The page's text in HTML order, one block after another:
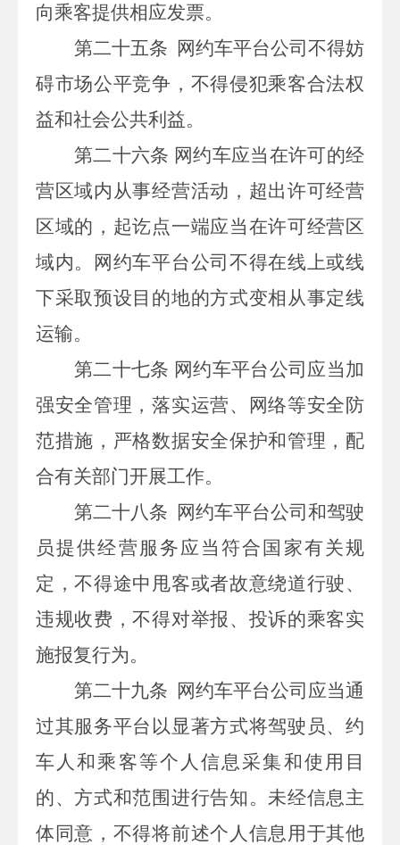
向乘客提供相应发票。
第二十五条 网约车平台公司不得妨
碍市场公平竞争，不得侵犯乘客合法权
益和社会公共利益。
第二十六条 网约车应当在许可的经
营区域内从事经营活动，超出许可经营
区域的，起讫点一端应当在许可经营区
域内。网约车平台公司不得在线上或线
下采取预设目的地的方式变相从事定线
运输。
第二十七条 网约车平台公司应当加
强安全管理，落实运营、网络等安全防
范措施，严格数据安全保护和管理，配
合有关部门开展工作。
第二十八条 网约车平台公司和驾驶
员提供经营服务应当符合国家有关规
定，不得途中甩客或者故意绕道行驶、
违规收费，不得对举报、投诉的乘客实
施报复行为。
第二十九条 网约车平台公司应当通
过其服务平台以显著方式将驾驶员、约
车人和乘客等个人信息采集和使用目
的、方式和范围进行告知。未经信息主
体同意，不得将前述个人信息用于其他